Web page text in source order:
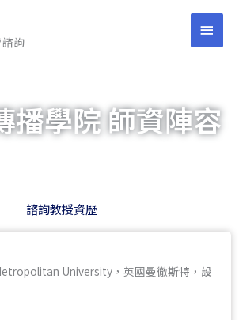
詢
主
單
播學院 師資陣容
諮詢教授資歷
University，英國曼徹斯特，設